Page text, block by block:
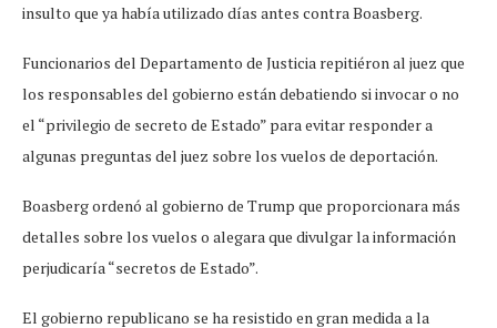
insulto que ya había utilizado días antes contra Boasberg.
Funcionarios del Departamento de Justicia repitiéron al juez que
los responsables del gobierno están debatiendo si invocar o no
el “privilegio de secreto de Estado” para evitar responder a
algunas preguntas del juez sobre los vuelos de deportación.
Boasberg ordenó al gobierno de Trump que proporcionara más
detalles sobre los vuelos o alegara que divulgar la información
perjudicaría “secretos de Estado”.
El gobierno republicano se ha resistido en gran medida a la